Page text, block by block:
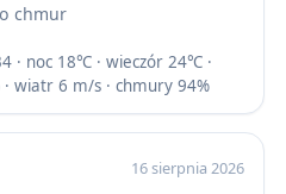
chmur
· noc 18℃ · wieczór 24℃ ·
wiatr 6 m/s · chmury 94%
16 sierpnia 2026